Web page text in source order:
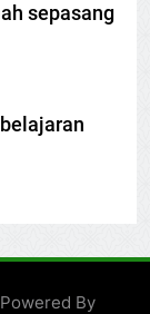
sepasang
By